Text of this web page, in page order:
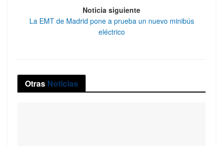
Noticia siguiente
La EMT de Madrid pone a prueba un nuevo minibús
eléctrico
Otras Noticias